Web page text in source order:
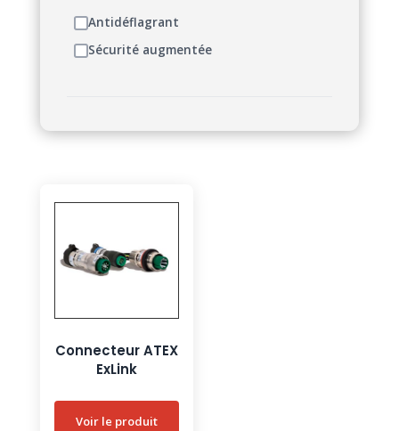
Antidéflagrant
Sécurité augmentée
Connecteur ATEX
ExLink